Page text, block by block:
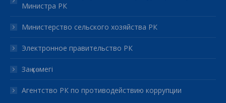
Министра РК
Министерство сельского хозяйства РК
Электронное правительство РК
Заң көмегі
Агентство РК по противодействию коррупции